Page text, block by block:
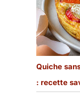
Quiche
: recette